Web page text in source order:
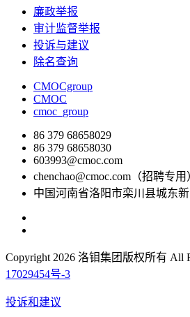
廉政举报
审计监督举报
投诉与建议
除名查询
CMOCgroup
CMOC
cmoc_group
86 379 68658029
86 379 68658030
603993@cmoc.com
chenchao@cmoc.com（招聘专用
中国河南省洛阳市栾川县城东
Copyright 2026 洛钼集团版权所有 All
17029454号-3
投诉和建议